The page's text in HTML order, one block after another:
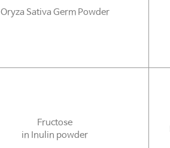
Oryza Sativa Germ Powder
Fructose
in Inulin powder